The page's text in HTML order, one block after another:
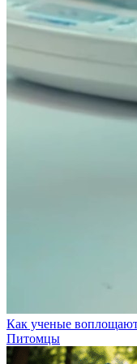
Как ученые
Питомцы